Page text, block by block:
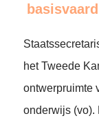
het Tweede
ontwerpruimte
onderwijs (vo).